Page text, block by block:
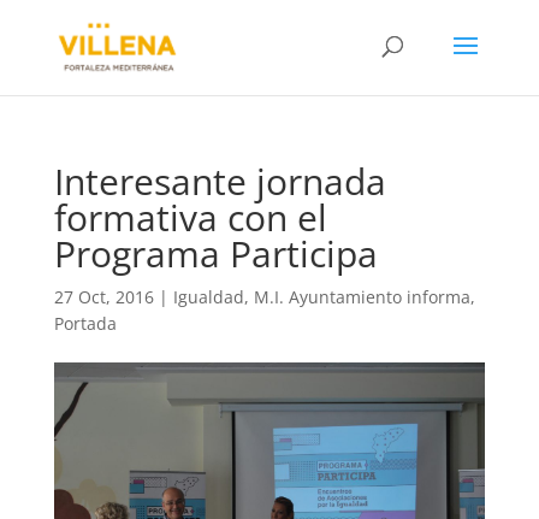
Interesante jornada
formativa con el
Programa Participa
27 Oct, 2016| Igualdad, M.I. Ayuntamiento informa,
Portada